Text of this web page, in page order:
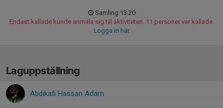
Samling 13:20
Endast kallade kunde anmäla sig till aktiviteten. 11 personer var kallade.
Logga in här
Laguppställning
Abdikafi Hassan Adam